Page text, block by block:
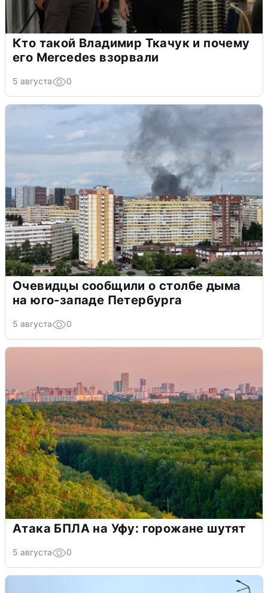
Кто такой Владимир Ткачук и почему
его Mercedes взорвали
5 августа 0
Очевидцы сообщили о столбе дыма
на юго-западе Петербурга
5 августа 0
Атака БПЛА на Уфу: горожане шутят
5 августа 0